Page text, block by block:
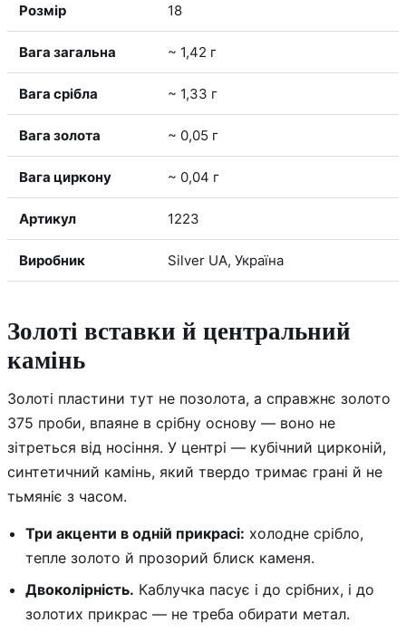
Розмір 18
Вага загальна ~ 1,42 г
Вага срібла ~ 1,33 г
Вага золота ~ 0,05 г
Вага циркону ~ 0,04 г
Артикул 1223
Виробник Silver UA, Україна
Золоті вставки й центральний
камінь
Золоті пластини тут не позолота, а справжнє золото
375 проби, впаяне в срібну основу — воно не
зітреться від носіння. У центрі — кубічний цирконій,
синтетичний камінь, який твердо тримає грані й не
тьмяніє з часом.
Три акценти в одній прикрасі: холодне срібло,
тепле золото й прозорий блиск каменя.
Двоколірність. Каблучка пасує і до срібних, і до
золотих прикрас — не треба обирати метал.